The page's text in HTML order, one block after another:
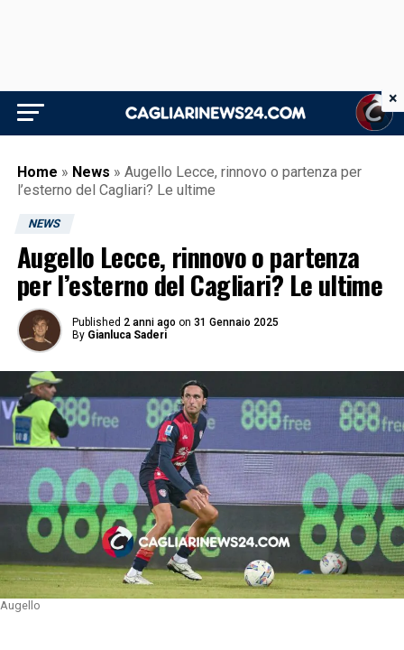
Home » News » Augello Lecce, rinnovo o partenza per
l’esterno del Cagliari? Le ultime
NEWS
Augello Lecce, rinnovo o partenza
per l’esterno del Cagliari? Le ultime
Published 2 anni ago on 31 Gennaio 2025
By Gianluca Saderi
Augello
×